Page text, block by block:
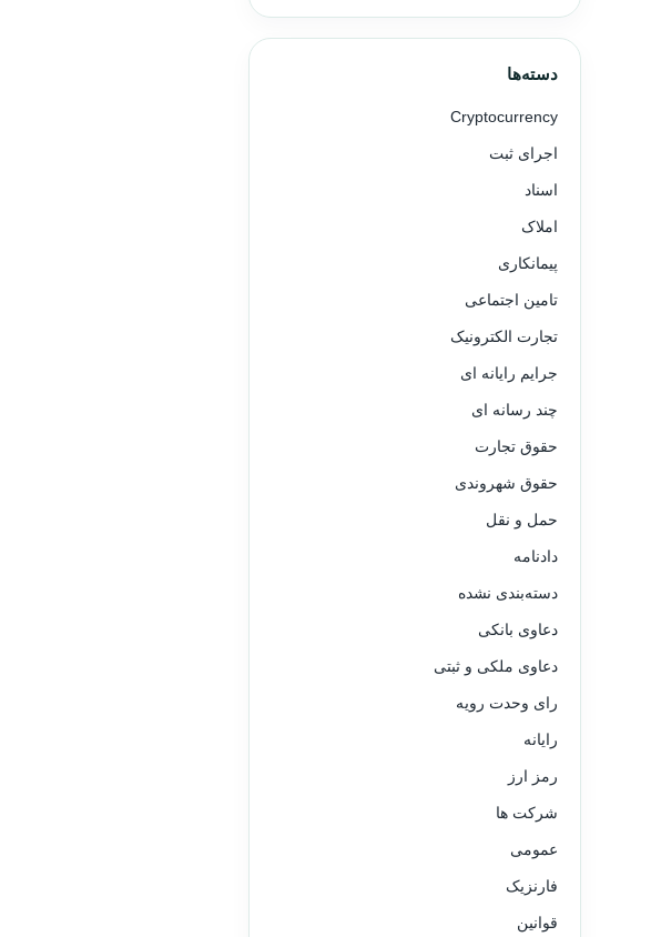
دسته‌ها
Cryptocurrency
اجرای ثبت
اسناد
املاک
پیمانکاری
تامین اجتماعی
تجارت الکترونیک
جرایم رایانه ای
چند رسانه ای
حقوق تجارت
حقوق شهروندی
حمل و نقل
دادنامه
دسته‌بندی نشده
دعاوی بانکی
دعاوی ملکی و ثبتی
رای وحدت رویه
رایانه
رمز ارز
شرکت ها
عمومی
فارنزیک
قوانین